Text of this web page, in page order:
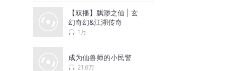
【双播】飘渺之仙 | 玄
幻奇幻&江湖传奇
1万
成为仙兽师的小民警
21.6万